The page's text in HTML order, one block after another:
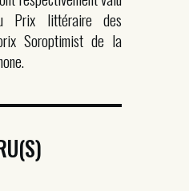
Prix littéraire des
Soroptimist de la